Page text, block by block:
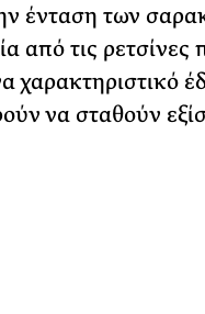
ένταση των
από τις
χαρακτηριστικό
να σταθούν